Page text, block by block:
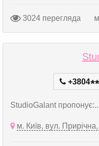
3024 перегляда
+3804**
StudioGalant
м. Київ, вул.